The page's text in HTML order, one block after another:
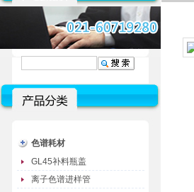
色谱耗材
GL45补料瓶盖
离子色谱进样管